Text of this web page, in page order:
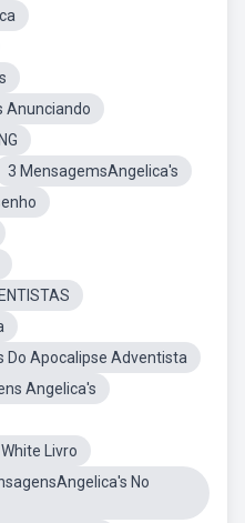
Anunciando
3 MensagemsAngelica's
Do Apocalipse Adventista
Angelica's
Livro
No